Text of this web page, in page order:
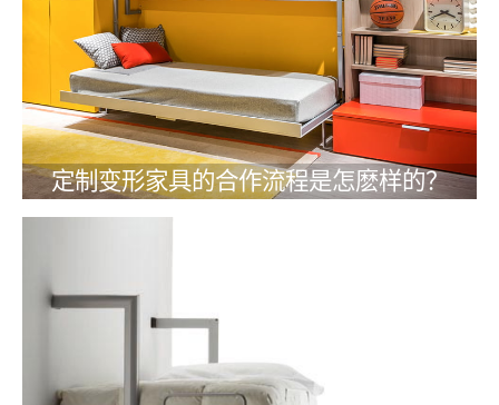
定制变形家具的合作流程是怎麽样的？